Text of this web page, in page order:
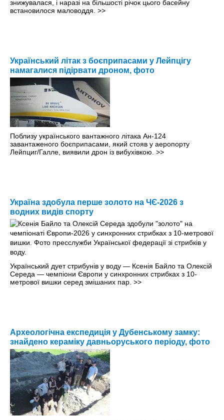
знижувалася, і наразі на більшості річок цього басейну
встановилося маловоддя. >>
Український літак з боєприпасами у Лейпцігу
намагалися підірвати дроном, фото
Поблизу українського вантажного літака Ан-124
завантаженого боєприпасами, який стояв у аеропорту
Лейпциг/Галле, виявили дрон із вибухівкою. >>
Україна здобула перше золото на ЧЄ-2026 з
водних видів спорту
Український дует стрибунів у воду — Ксенія Байло та Олексій
Середа — чемпіони Європи у синхронних стрибках з 10-
метрової вишки серед змішаних пар. >>
Археологічна експедиція у Дубенському замку:
знайдено кераміку давньоруського періоду, фото